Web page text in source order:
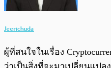
Jeerichuda
ผู้ที่สนใจในเรื่อง